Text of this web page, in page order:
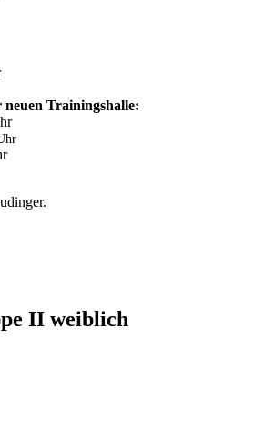
Trainingshalle:
II weiblich